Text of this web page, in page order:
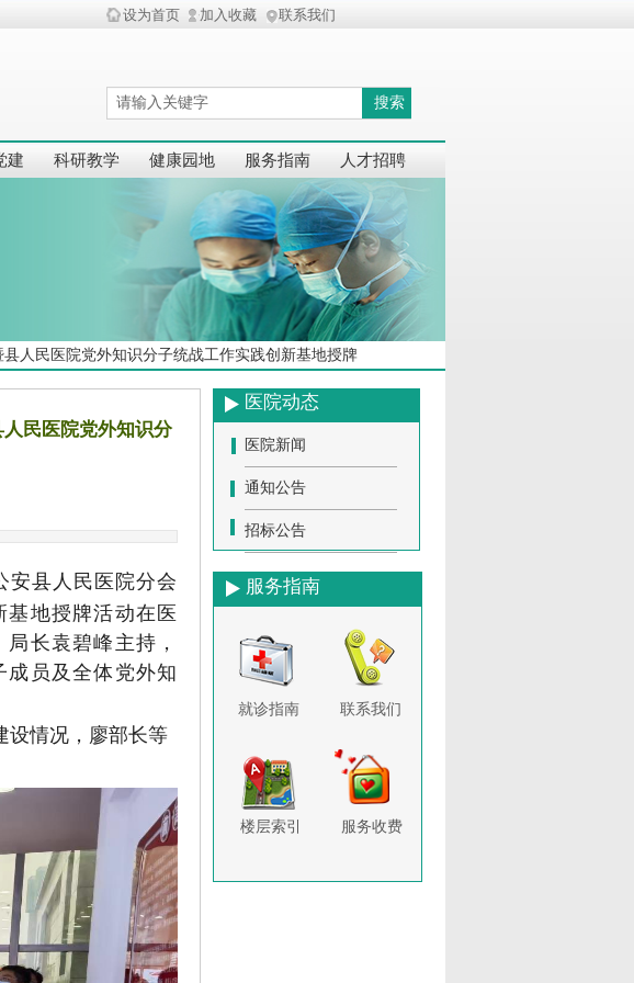
设为首页 加入收藏 联系我们
搜索
建 科研教学 健康园地 服务指南 人才招聘
人民医院党外知识分子统战工作实践创新基地授牌
民医院党外知识分
安县人民医院分会
基地授牌活动在医
长袁碧峰主持，
员及全体党外知
设情况，廖部长等
医院动态
医院新闻
通知公告
招标公告
服务指南
联系我们
就诊指南
楼层索引 服务收费